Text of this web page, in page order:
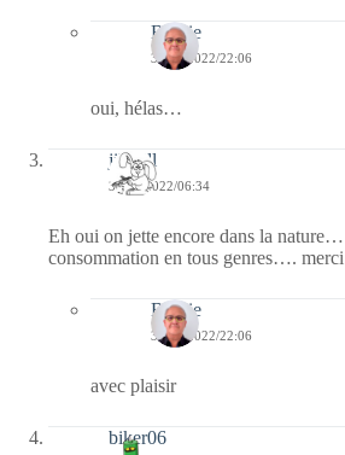
Bernie
31/08/2022/22:06
oui, hélas…
jill bill
31/08/2022/06:34
Eh oui on jette encore dans la
consommation en tous genres….
Bernie
31/08/2022/22:06
avec plaisir
biker06